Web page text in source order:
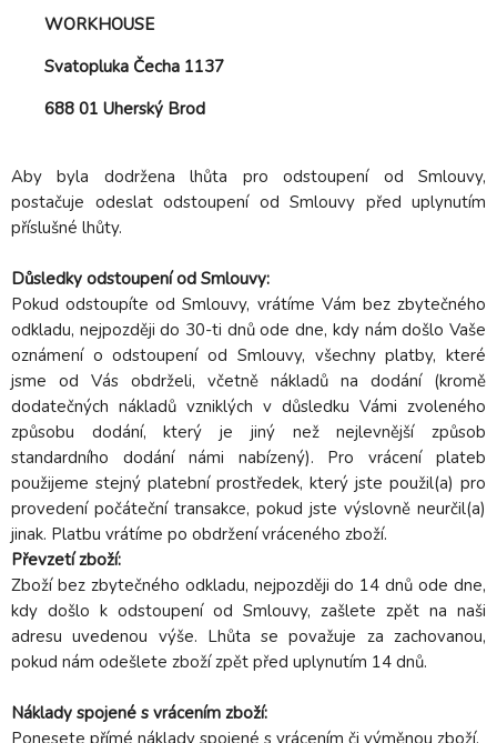
WORKHOUSE
Svatopluka Čecha 1137
688 01 Uherský Brod
Aby byla dodržena lhůta pro odstoupení od Smlouvy,
postačuje odeslat odstoupení od Smlouvy před uplynutím
příslušné lhůty.
Důsledky odstoupení od Smlouvy:
Pokud odstoupíte od Smlouvy, vrátíme Vám bez zbytečného
odkladu, nejpozději do 30-ti dnů ode dne, kdy nám došlo Vaše
oznámení o odstoupení od Smlouvy, všechny platby, které
jsme od Vás obdrželi, včetně nákladů na dodání (kromě
dodatečných nákladů vzniklých v důsledku Vámi zvoleného
způsobu dodání, který je jiný než nejlevnější způsob
standardního dodání námi nabízený). Pro vrácení plateb
použijeme stejný platební prostředek, který jste použil(a) pro
provedení počáteční transakce, pokud jste výslovně neurčil(a)
jinak. Platbu vrátíme po obdržení vráceného zboží.
Převzetí zboží:
Zboží bez zbytečného odkladu, nejpozději do 14 dnů ode dne,
kdy došlo k odstoupení od Smlouvy, zašlete zpět na naši
adresu uvedenou výše. Lhůta se považuje za zachovanou,
pokud nám odešlete zboží zpět před uplynutím 14 dnů.
Náklady spojené s vrácením zboží:
Ponesete přímé náklady spojené s vrácením či výměnou zboží.